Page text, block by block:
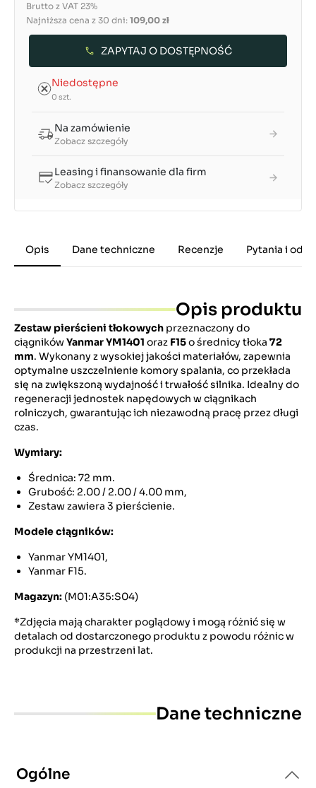
Brutto z VAT 23%
Najniższa cena z 30 dni: 109,00 zł
ZAPYTAJ O DOSTĘPNOŚĆ
Niedostępne
0 szt.
Na zamówienie
Zobacz szczegóły
Leasing i finansowanie dla firm
Zobacz szczegóły
Opis Dane techniczne Recenzje Pytania i
Opis produktu
Zestaw pierścieni tłokowych przeznaczony do
ciągnikówYanmar YM1401 oraz F15o średnicy tłoka 72
mm. Wykonany z wysokiej jakości materiałów, zapewnia
optymalne uszczelnienie komory spalania, co przekłada
się na zwiększoną wydajność i trwałość silnika. Idealny do
regeneracji jednostek napędowych w ciągnikach
rolniczych, gwarantując ich niezawodną pracę przez długi
czas.
Wymiary:
Średnica: 72 mm.
Grubość: 2.00 / 2.00 / 4.00 mm,
Zestaw zawiera 3 pierścienie.
Modele ciągników:
Yanmar YM1401,
Yanmar F15.
Magazyn: (M01:A35:S04)
*Zdjęcia mają charakter poglądowy i mogą różnić się w
detalach od dostarczonego produktu z powodu różnic w
produkcji na przestrzeni lat.
Dane techniczne
Ogólne